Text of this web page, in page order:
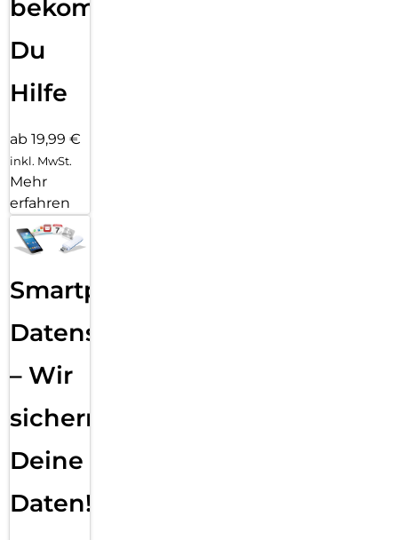
bekommst
Du
Hilfe
ab 19,99 €
inkl. MwSt.
Mehr
erfahren
Smartphone
Datensicherung
– Wir
sichern
Deine
Daten!